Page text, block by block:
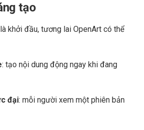
tạo
khởi đầu, tương lai OpenArt có thể
: tạo nội dung động ngay khi đang
đại: mỗi người xem một phiên bản